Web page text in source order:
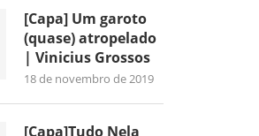
[Capa] Um garoto
(quase) atropelado
| Vinicius Grossos
18 de novembro de 2019
[Capa]Tudo Nela